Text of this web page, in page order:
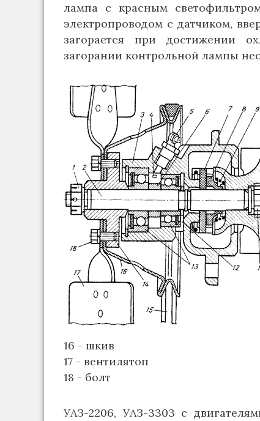
лампа с красным
электропроводом с датчиком,
загорается при достижении
загорании контрольной лампы
16 - шкив
17 - вентилятоп
18 - болт
УАЗ-2206, УАЗ-3303 с